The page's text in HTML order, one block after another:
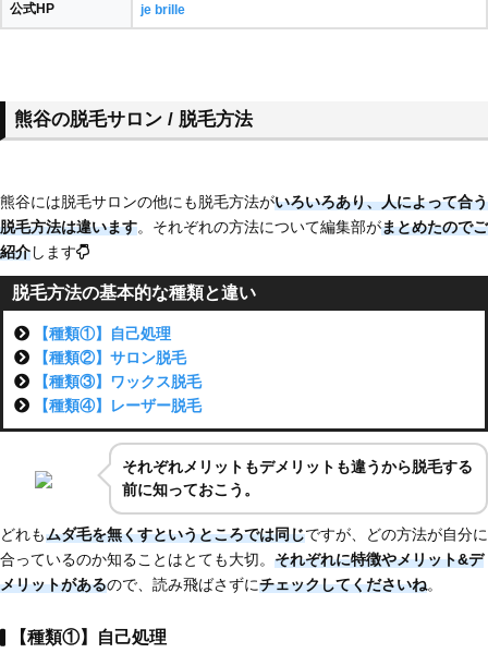
公式HP je brille
熊谷の脱毛サロン / 脱毛方法
熊谷には脱毛サロンの他にも脱毛方法がいろいろあり、人によって合う
脱毛方法は違います。それぞれの方法について編集部がまとめたのでご
紹介します
脱毛方法の基本的な種類と違い
【種類①】自己処理
【種類②】サロン脱毛
【種類③】ワックス脱毛
【種類④】レーザー脱毛
それぞれメリットもデメリットも違うから脱毛する
前に知っておこう。
どれもムダ毛を無くすというところでは同じですが、どの方法が自分に
合っているのか知ることはとても大切。 それぞれに特徴やメリット&デ
メリットがあるので、読み飛ばさずにチェックしてくださいね。
【種類①】自己処理